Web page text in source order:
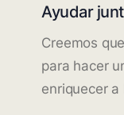
Ayudar
Creemos
para hacer
enriquecer